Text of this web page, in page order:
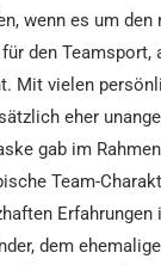
wenn es um
den Teamsport,
Mit vielen
eher
gab im
Team-
dem